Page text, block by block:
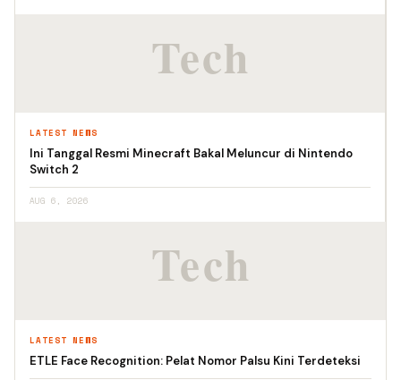
LATEST NEWS
Ini Tanggal Resmi Minecraft Bakal Meluncur di Nintendo
Switch 2
AUG 6, 2026
LATEST NEWS
ETLE Face Recognition: Pelat Nomor Palsu Kini Terdeteksi